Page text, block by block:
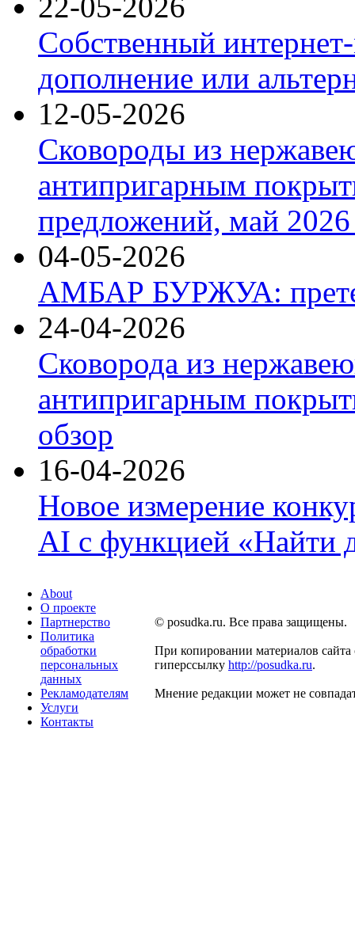
Собственный
дополнение или
12-05-2026
Сковороды из
антипригарным
предложений, май 2026
04-05-2026
АМБАР БУРЖУА:
24-04-2026
Сковорода из
антипригарным
обзор
16-04-2026
Новое измерение
AI с функцией «Найти
About
О проекте
Партнерство
Политика
обработки
персональных
данных
Рекламодателям
Услуги
Контакты
© posudka.ru. Все права защищены.
При копировании материалов сайта
гиперссылку http://posudka.ru.
Мнение редакции может не